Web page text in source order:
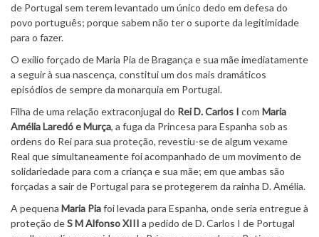
de Portugal sem terem levantado um único dedo em defesa do
povo português; porque sabem não ter o suporte da legitimidade
para o fazer.
O exílio forçado de Maria Pia de Bragança e sua mãe imediatamente
a seguir à sua nascença, constitui um dos mais dramáticos
episódios de sempre da monarquia em Portugal.
Filha de uma relação extraconjugal do Rei D. Carlos I com Maria
Amélia Laredó e Murça, a fuga da Princesa para Espanha sob as
ordens do Rei para sua proteção, revestiu-se de algum vexame
Real que simultaneamente foi acompanhado de um movimento de
solidariedade para com a criança e sua mãe; em que ambas são
forçadas a sair de Portugal para se protegerem da rainha D. Amélia.
A pequena Maria Piafoi levada para Espanha, onde seria entregue à
proteção deS M Alfonso XIII a pedido de D. Carlos I de Portugal